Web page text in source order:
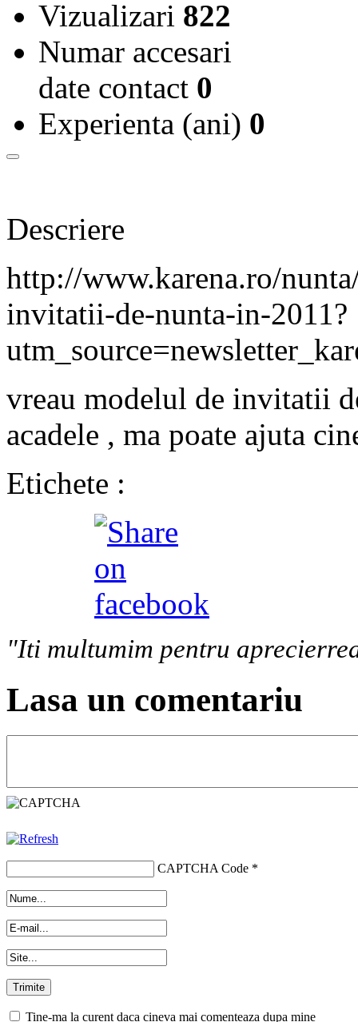
Vizualizari 822
Numar accesari
date contact 0
Experienta (ani) 0
Descriere
http://www.karena.ro/
invitatii-de-nunta-in-2011?
vreau modelul de invitatii
acadele , ma poate ajuta
Etichete :
"Iti multumim pentru
Lasa un comentariu
CAPTCHA Code *
Tine-ma la curent daca cineva mai comenteaza dupa mine